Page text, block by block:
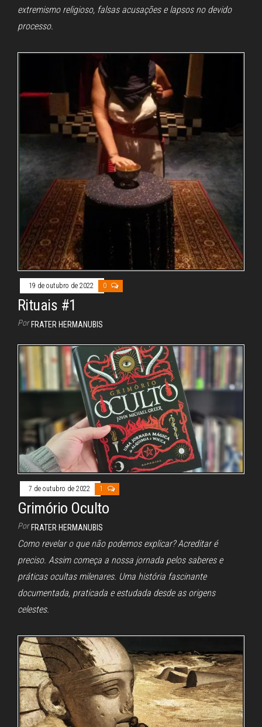
extremismo religioso, falsas acusações e lapsos no devido
processo.
19 de outubro de 2022 0
Rituais #1
Por FRATER HERMANUBIS
7 de outubro de 2022 1
Grimório Oculto
Por FRATER HERMANUBIS
Como revelar o que não podemos explicar? Acreditar é
preciso. Assim começa a nossa jornada pelos saberes e
práticas ocultas milenares. Uma história fascinante
documentada, praticada e estudada desde as origens
celestes.